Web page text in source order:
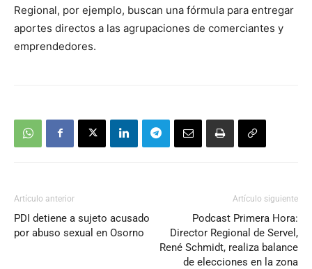
Regional, por ejemplo, buscan una fórmula para entregar
aportes directos a las agrupaciones de comerciantes y
emprendedores.
Artículo anterior
PDI detiene a sujeto acusado
por abuso sexual en Osorno
Artículo siguiente
Podcast Primera Hora:
Director Regional de Servel,
René Schmidt, realiza balance
de elecciones en la zona